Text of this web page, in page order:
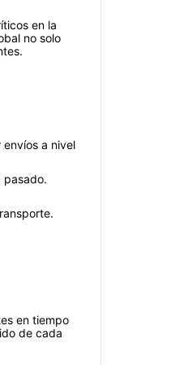
en la
no solo
a nivel
pasado.
en tiempo
de cada